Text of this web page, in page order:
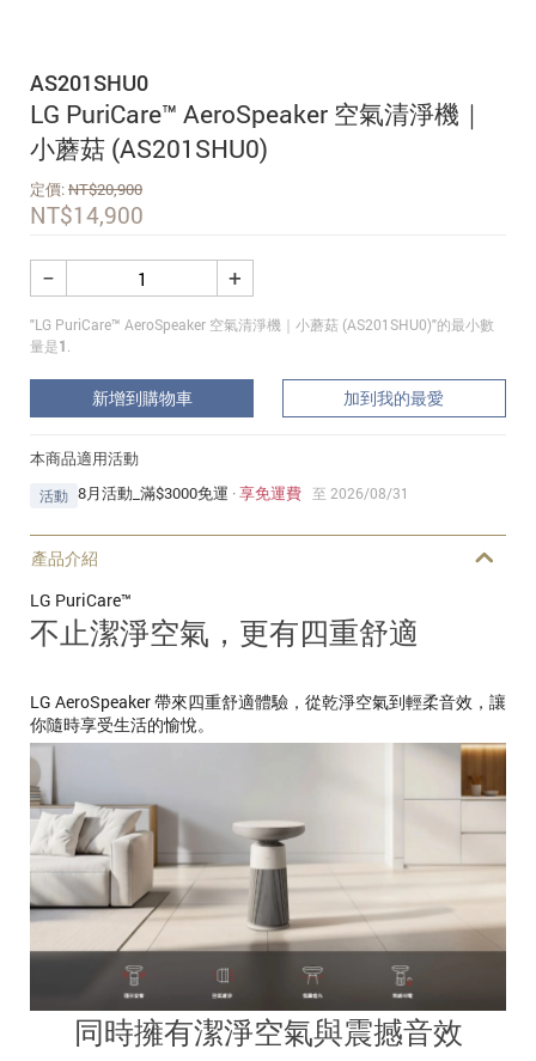
AS201SHU0
LG PuriCare™ AeroSpeaker 空氣清淨機｜
小蘑菇 (AS201SHU0)
定價:NT$20,900
NT$14,900
+
−
"LG PuriCare™ AeroSpeaker 空氣清淨機｜小蘑菇 (AS201SHU0)"的最小數
量是1
新增到購物車 加到我的最愛
本商品適用活動
活動 8月活動_滿$3000免運 ·享免運費 至 2026/08/31
產品介紹
LG PuriCare™
不止潔淨空氣，更有四重舒適
LG AeroSpeaker 帶來四重舒適體驗，從乾淨空氣到輕柔音效，讓
你隨時享受生活的愉悅。
同時擁有潔淨空氣與震撼音效
加入 JARVIS VIP